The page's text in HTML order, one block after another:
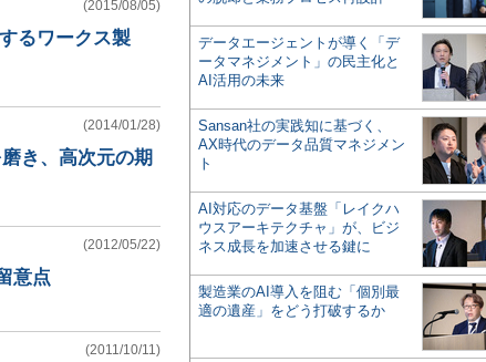
(2015/08/05)
るワークス製
(2014/01/28)
き、高次元の期
(2012/05/22)
意点
(2011/10/11)
データエージェントが導く「デ
ータマネジメント」の民主化と
AI活用の未来
Sansan社の実践知に基づく、
AX時代のデータ品質マネジメン
ト
AI対応のデータ基盤「レイクハ
ウスアーキテクチャ」が、ビジ
ネス成長を加速させる鍵に
製造業のAI導入を阻む「個別最
適の遺産」をどう打破するか